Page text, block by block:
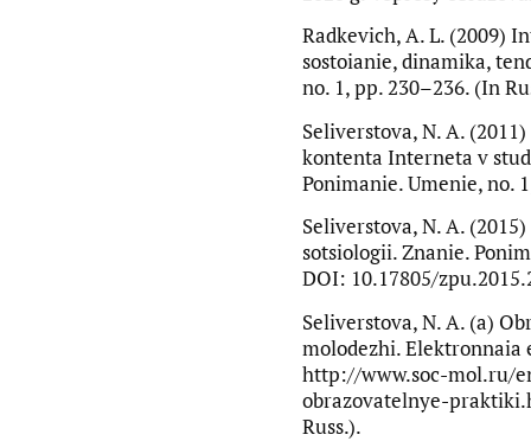
Radkevich, A. L. (2009)
sostoianie, dinamika,
no. 1, pp. 230–236. (In
Seliverstova, N. A.
kontenta Interneta v
Ponimanie. Umenie, no.
Seliverstova, N. A.
sotsiologii. Znanie.
DOI: 10.17805/
Seliverstova, N. A. (a)
molodezhi.
http://www.soc-mol.ru/
obrazovatelnye-
Russ.).